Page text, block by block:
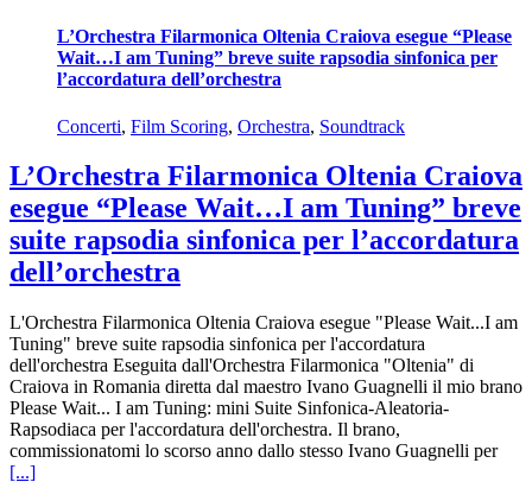
L’Orchestra Filarmonica Oltenia Craiova esegue “Please
Wait…I am Tuning” breve suite rapsodia sinfonica per
l’accordatura dell’orchestra
Concerti, Film Scoring, Orchestra, Soundtrack
L’Orchestra Filarmonica Oltenia Craiova
esegue “Please Wait…I am Tuning” breve
suite rapsodia sinfonica per l’accordatura
dell’orchestra
L'Orchestra Filarmonica Oltenia Craiova esegue "Please Wait...I am
Tuning" breve suite rapsodia sinfonica per l'accordatura
dell'orchestra Eseguita dall'Orchestra Filarmonica "Oltenia" di
Craiova in Romania diretta dal maestro Ivano Guagnelli il mio brano
Please Wait... I am Tuning: mini Suite Sinfonica-Aleatoria-
Rapsodiaca per l'accordatura dell'orchestra. Il brano,
commissionatomi lo scorso anno dallo stesso Ivano Guagnelli per
[...]